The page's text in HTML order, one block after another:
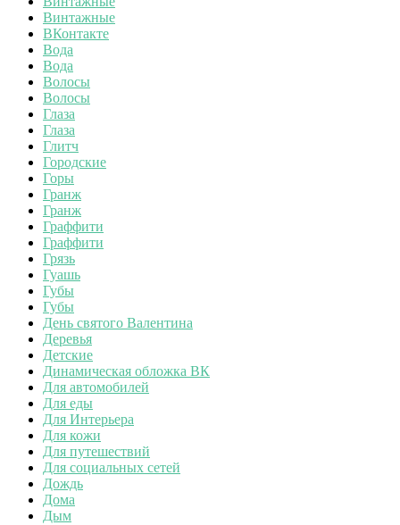
Винтажные
ВКонтакте
Вода
Вода
Волосы
Волосы
Глаза
Глаза
Глитч
Городские
Горы
Гранж
Гранж
Граффити
Граффити
Грязь
Гуашь
Губы
Губы
День святого Валентина
Деревья
Детские
Динамическая обложка ВК
Для автомобилей
Для еды
Для Интерьера
Для кожи
Для путешествий
Для социальных сетей
Дождь
Дома
Дым